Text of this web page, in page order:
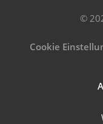
©
Cookie